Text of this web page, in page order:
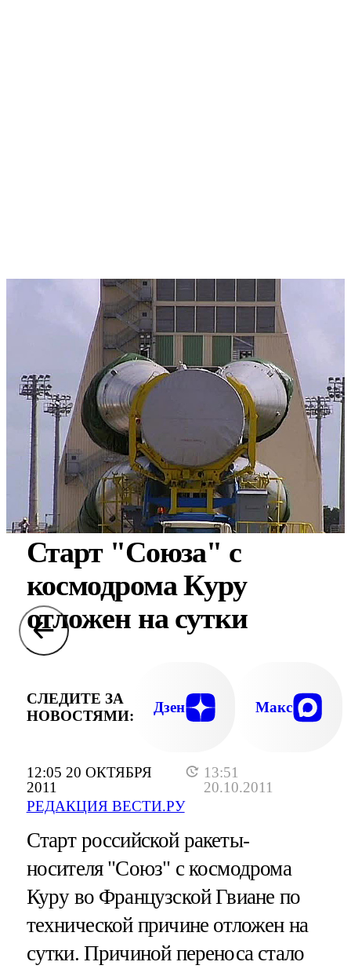
12:05 20 ОКТЯБРЯ
2011
13:51
20.10.2011
РЕДАКЦИЯ ВЕСТИ.РУ
Старт "Союза" с
космодрома Куру
отложен на сутки
СЛЕДИТЕ ЗА
НОВОСТЯМИ:
Дзен Макс
Старт российской ракеты-
носителя "Союз" с космодрома
Куру во Французской Гвиане по
технической причине отложен на
сутки. Причиной переноса стало